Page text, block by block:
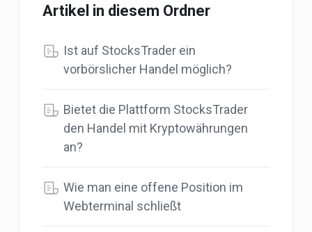
Artikel in diesem Ordner
Ist auf StocksTrader ein
vorbörslicher Handel möglich?
Bietet die Plattform StocksTrader
den Handel mit Kryptowährungen
an?
Wie man eine offene Position im
Webterminal schließt